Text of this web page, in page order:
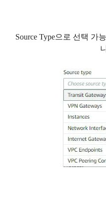
Source Type으로 선택 가